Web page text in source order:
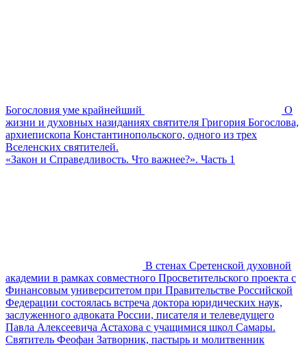
Богословия уме крайнейший
О
жизни и духовных назиданиях святителя Григория Богослова,
архиепископа Константинопольского, одного из трех
Вселенских святителей.
«Закон и Справедливость. Что важнее?». Часть 1
В стенах Сретенской духовной
академии в рамках совместного Просветительского проекта с
Финансовым университетом при Правительстве Российской
Федерации состоялась встреча доктора юридических наук,
заслуженного адвоката России, писателя и телеведущего
Павла Алексеевича Астахова с учащимися школ Самары.
Святитель Феофан Затворник, пастырь и молитвенник